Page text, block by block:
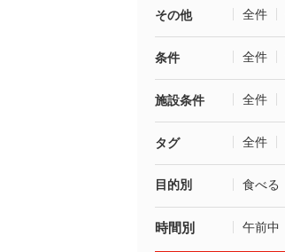
その他 全件
条件 全件
施設条件 全件
タグ 全件
目的別 食べる
時間別 午前中